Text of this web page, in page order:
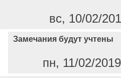
вс, 10/02/
Замечания будут учтены
пн, 11/02/